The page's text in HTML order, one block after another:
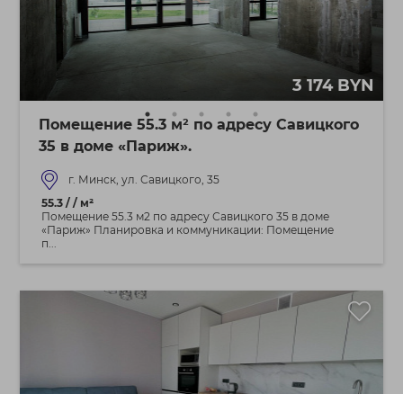
3 174 BYN
Помещение 55.3 м² по адресу Савицкого
35 в доме «Париж».
г. Минск, ул. Савицкого, 35
55.3 / / м²
Помещение 55.3 м2 по адресу Савицкого 35 в доме
«Париж» Планировка и коммуникации: Помещение
п...